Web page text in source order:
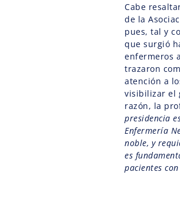
Cabe
de la
pues, tal y
que surgió
enfermeros
trazaron
atención a
visibilizar el
razón, la
presidencia
Enfermería
noble, y
es
pacientes